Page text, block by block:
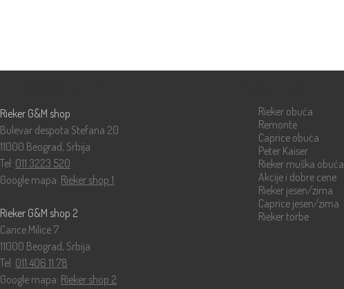
Rieker G&M shop
Bulevar despota Stefana 20
11000 Beograd, Srbija
Tel: 011 3223 520
Google mapa: Rieker shop 1
Rieker G&M shop 2
Carice Milice 7
11000 Beograd, Srbija
Tel: 011 406 11 78
Google mapa: Rieker shop 2
Rieker obuća
Remonte
Caprice obuća
Peter Kaiser
Rieker muška obuća
Akcije i dobre cene
Rieker jesen/zima
Caprice jesen/zima
Rieker torbe